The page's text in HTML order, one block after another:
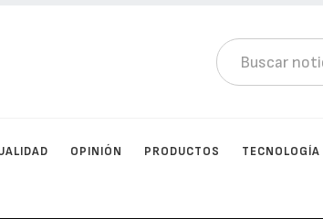
OPINIÓN PRODUCTOS TECNOLOGÍA